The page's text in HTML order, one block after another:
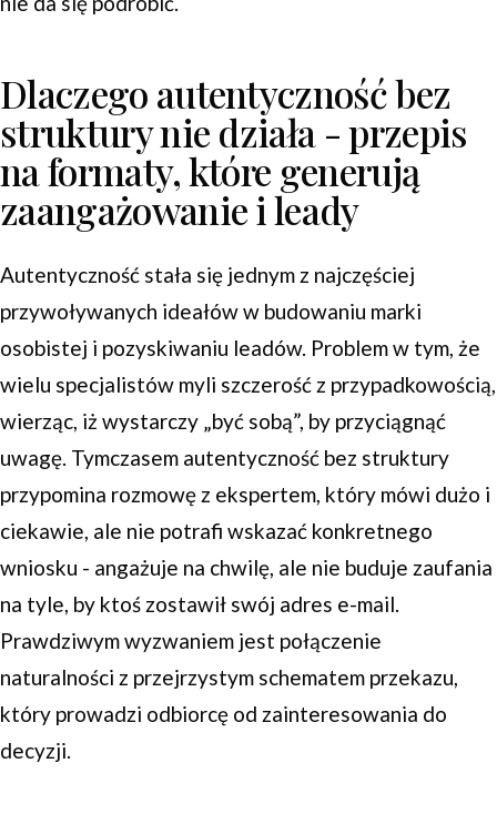
Dlaczego autentyczność bez
struktury nie działa - przepis
na formaty, które generują
zaangażowanie i leady
Autentyczność stała się jednym z najczęściej
przywoływanych ideałów w budowaniu marki
osobistej i pozyskiwaniu leadów. Problem w tym, że
wielu specjalistów myli szczerość z przypadkowością,
wierząc, iż wystarczy „być sobą”, by przyciągnąć
uwagę. Tymczasem autentyczność bez struktury
przypomina rozmowę z ekspertem, który mówi dużo i
ciekawie, ale nie potrafi wskazać konkretnego
wniosku - angażuje na chwilę, ale nie buduje zaufania
na tyle, by ktoś zostawił swój adres e-mail.
Prawdziwym wyzwaniem jest połączenie
naturalności z przejrzystym schematem przekazu,
który prowadzi odbiorcę od zainteresowania do
decyzji.